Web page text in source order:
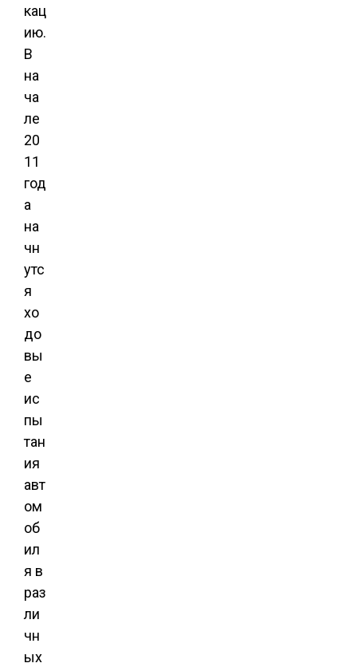
кац
ию.
В
на
ча
ле
20
11
год
а
на
чн
утс
я
хо
до
вы
е
ис
пы
тан
ия
авт
ом
об
ил
я в
раз
ли
чн
ых